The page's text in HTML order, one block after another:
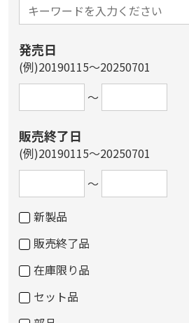
発売日
(例)20190115～20250701
～
販売終了日
(例)20190115～20250701
～
新製品
販売終了品
在庫限り品
セット品